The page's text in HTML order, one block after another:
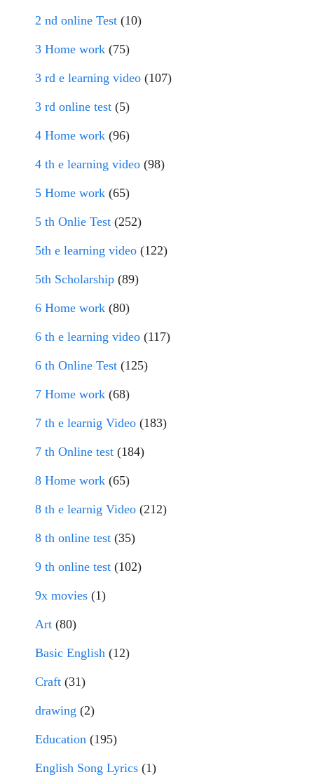
2 nd online Test (10)
3 Home work (75)
3 rd e learning video (107)
3 rd online test (5)
4 Home work (96)
4 th e learning video (98)
5 Home work (65)
5 th Onlie Test (252)
5th e learning video (122)
5th Scholarship (89)
6 Home work (80)
6 th e learning video (117)
6 th Online Test (125)
7 Home work (68)
7 th e learnig Video (183)
7 th Online test (184)
8 Home work (65)
8 th e learnig Video (212)
8 th online test (35)
9 th online test (102)
9x movies (1)
Art (80)
Basic English (12)
Craft (31)
drawing (2)
Education (195)
English Song Lyrics (1)